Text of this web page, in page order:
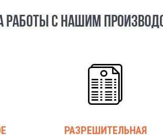
РАБОТЫ С НАШИМ
РАЗРЕШИТЕЛЬНАЯ